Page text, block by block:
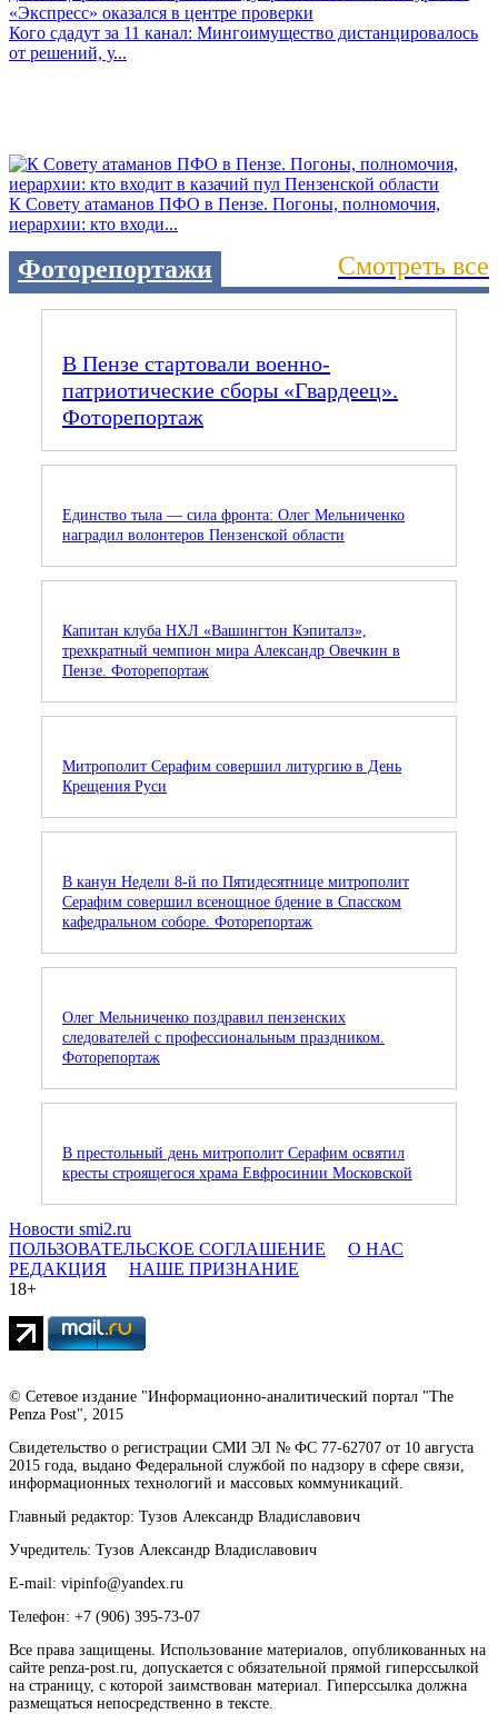
Кого сдадут за 11 канал: Мингоимущество дистанцировалось
от решений, у...
К Совету атаманов ПФО в Пензе. Погоны, полномочия,
иерархии: кто входи...
Фоторепортажи Смотреть все
В Пензе стартовали военно-
патриотические сборы «Гвардеец».
Фоторепортаж
Единство тыла — сила фронта: Олег Мельниченко
наградил волонтеров Пензенской области
Капитан клуба НХЛ «Вашингтон Кэпиталз»,
трехкратный чемпион мира Александр Овечкин в
Пензе. Фоторепортаж
Митрополит Серафим совершил литургию в День
Крещения Руси
В канун Недели 8-й по Пятидесятнице митрополит
Серафим совершил всенощное бдение в Спасском
кафедральном соборе. Фоторепортаж
Олег Мельниченко поздравил пензенских
следователей с профессиональным праздником.
Фоторепортаж
В престольный день митрополит Серафим освятил
кресты строящегося храма Евфросинии Московской
Новости smi2.ru
ПОЛЬЗОВАТЕЛЬСКОЕ СОГЛАШЕНИЕ
О НАС
РЕДАКЦИЯ
НАШЕ ПРИЗНАНИЕ
18+
© Сетевое издание "Информационно-аналитический портал "The
Penza Post", 2015
Свидетельство о регистрации СМИ ЭЛ № ФС 77-62707 от 10 августа
2015 года, выдано Федеральной службой по надзору в сфере связи,
информационных технологий и массовых коммуникаций.
Главный редактор: Тузов Александр Владиславович
Учредитель: Тузов Александр Владиславович
E-mail: vipinfo@yandex.ru
Телефон: +7 (906) 395-73-07
Все права защищены. Использование материалов, опубликованных на
сайте penza-post.ru, допускается с обязательной прямой гиперссылкой
на страницу, с которой заимствован материал. Гиперссылка должна
размещаться непосредственно в тексте.